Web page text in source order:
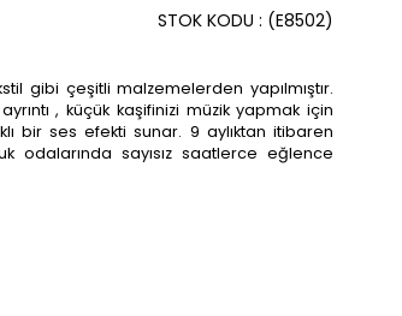
(E8502)
STOK KODU
gibi çeşitli malzemelerden yapılmıştır.
, küçük kaşifinizi müzik yapmak için
bir ses efekti sunar. 9 aylıktan itibaren
sayısız saatlerce eğlence